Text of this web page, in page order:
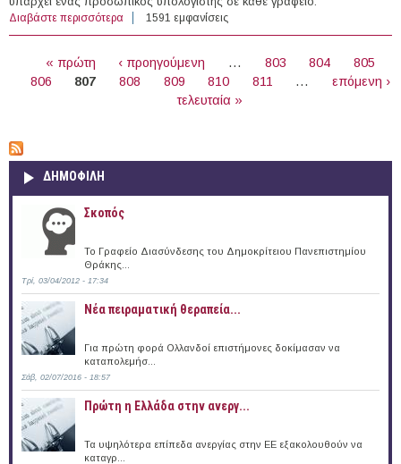
Διαβάστε περισσότερα για Κατά τον Bill Gates αυτά τα 5 χαρακτηριστικά
εγγυώνται την επιτυχία
1591 εμφανίσεις
« πρώτη ‹ προηγούμενη … 803 804
805
806
807 808 809 810 811 …
επόμενη ›
τελευταία »
ΔΗΜΟΦΙΛΗ
Σκοπός
Το Γραφείο Διασύνδεσης του Δημοκρίτειου Πανεπιστημίου
Θράκης...
Τρί, 03/04/2012 - 17:34
Νέα πειραματική θεραπεία...
Για πρώτη φορά Ολλανδοί επιστήμονες δοκίμασαν να
καταπολεμήσ...
Σάβ, 02/07/2016 - 18:57
Πρώτη η Ελλάδα στην ανεργ...
Τα υψηλότερα επίπεδα ανεργίας στην ΕΕ εξακολουθούν να
καταγρ...